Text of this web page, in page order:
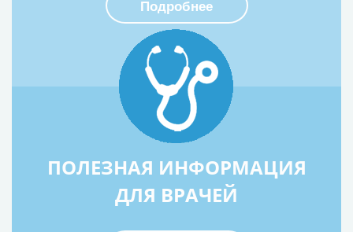
Подробнее
ПОЛЕЗНАЯ ИНФОРМАЦИЯ
ДЛЯ ВРАЧЕЙ